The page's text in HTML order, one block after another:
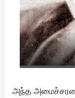
அந்த